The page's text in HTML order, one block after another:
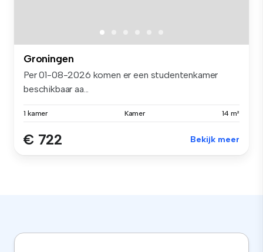
Groningen
Per 01-08-2026 komen er een studentenkamer
beschikbaar aa...
1 kamer Kamer 14 m²
€ 722 Bekijk meer